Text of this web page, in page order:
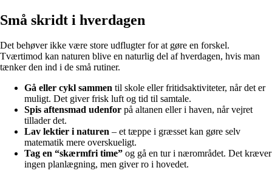
Små skridt i hverdagen
Det behøver ikke være store udflugter for at gøre en forskel.
Tværtimod kan naturen blive en naturlig del af hverdagen, hvis man
tænker den ind i de små rutiner.
Gå eller cykl sammen til skole eller fritidsaktiviteter, når det er
muligt. Det giver frisk luft og tid til samtale.
Spis aftensmad udenfor på altanen eller i haven, når vejret
tillader det.
Lav lektier i naturen – et tæppe i græsset kan gøre selv
matematik mere overskueligt.
Tag en “skærmfri time” og gå en tur i nærområdet. Det kræver
ingen planlægning, men giver ro i hovedet.